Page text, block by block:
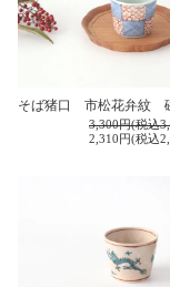
そば猪口 市松花弁紋
3,300円(税込
2,310円(税込